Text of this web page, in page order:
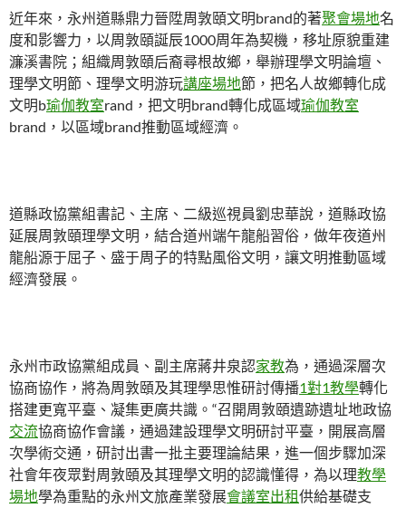
近年來，永州道縣鼎力晉陞周敦頤文明brand的著聚會場地名
度和影響力，以周敦頤誕辰1000周年為契機，移址原貌重建
濂溪書院；組織周敦頤后裔尋根故鄉，舉辦理學文明論壇、
理學文明節、理學文明游玩講座場地節，把名人故鄉轉化成
文明b瑜伽教室rand，把文明brand轉化成區域瑜伽教室
brand，以區域brand推動區域經濟。
道縣政協黨組書記、主席、二級巡視員劉忠華說，道縣政協
延展周敦頤理學文明，結合道州端午龍船習俗，做年夜道州
龍船源于屈子、盛于周子的特點風俗文明，讓文明推動區域
經濟發展。
永州市政協黨組成員、副主席蔣井泉認家教為，通過深層次
協商協作，將為周敦頤及其理學思惟研討傳播1對1教學轉化
搭建更寬平臺、凝集更廣共識。“召開周敦頤遺跡遺址地政協
交流協商協作會議，通過建設理學文明研討平臺，開展高層
次學術交通，研討出書一批主要理論結果，進一個步驟加深
社會年夜眾對周敦頤及其理學文明的認識懂得，為以理教學
場地學為重點的永州文旅產業發展會議室出租供給基礎支